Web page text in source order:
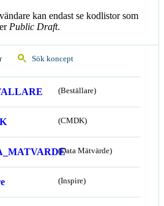
kan endast se kodlistor som
Public Draft.
Sök koncept
(Beställare)
(CMDK)
(Data Mätvärde)
(Inspire)